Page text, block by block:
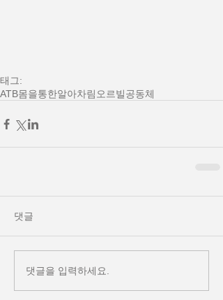
태그:
ATB몸을통한알아차림오르빌공동체
댓글
댓글을 입력하세요.